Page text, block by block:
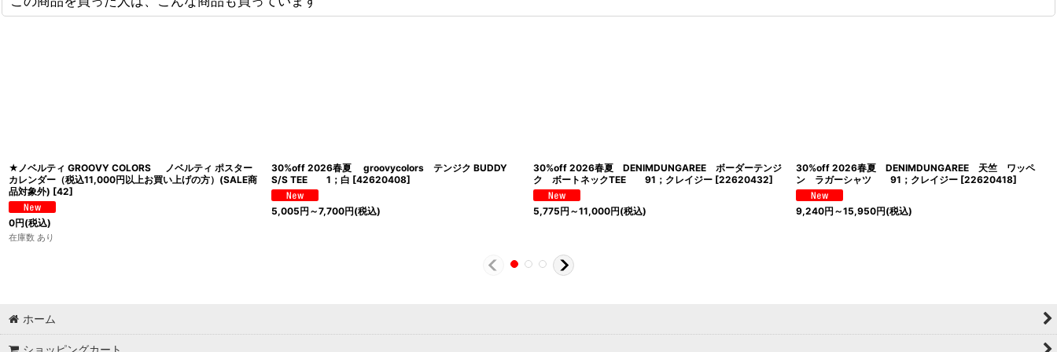
★ノベルティ GROOVY COLORS ノベルティ ポスター
カレンダー（税込11,000円以上お買い上げの方）(SALE商
品対象外) [42]
0円(税込)
在庫数 あり
30%off 2026春夏 groovycolors テンジク BUDDY
S/S TEE 1；白 [42620408]
5,005円 ～7,700円(税込)
30%off 2026春夏 DENIMDUNGAREE ボーダーテンジ
ク ボートネックTEE 91；クレイジー [22620432]
5,775円 ～11,000円(税込)
30%off 2026春夏 DENIMDUNGAREE 天竺 ワッペ
ン ラガーシャツ 91；クレイジー [22620418]
9,240円 ～15,950円(税込)
ホーム
ショッピングカート